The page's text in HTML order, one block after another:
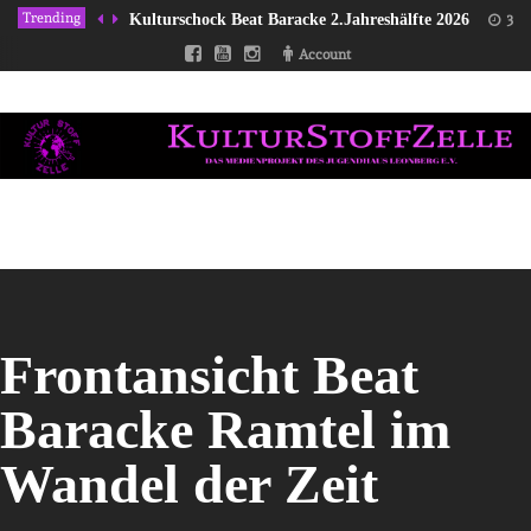
Trending Kulturschock Beat Baracke 2.Jahreshälfte 2026 31/
Account
Frontansicht Beat
Baracke Ramtel im
Wandel der Zeit